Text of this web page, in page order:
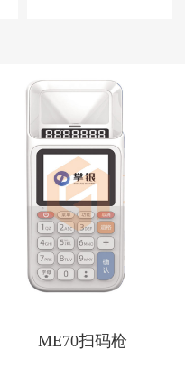
ME70扫码枪